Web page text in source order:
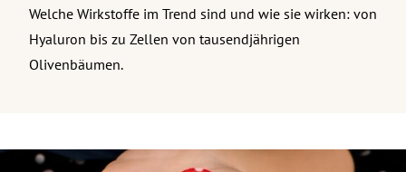
Welche Wirkstoffe im Trend sind und wie sie wirken: von
Hyaluron bis zu Zellen von tausendjährigen
Olivenbäumen.